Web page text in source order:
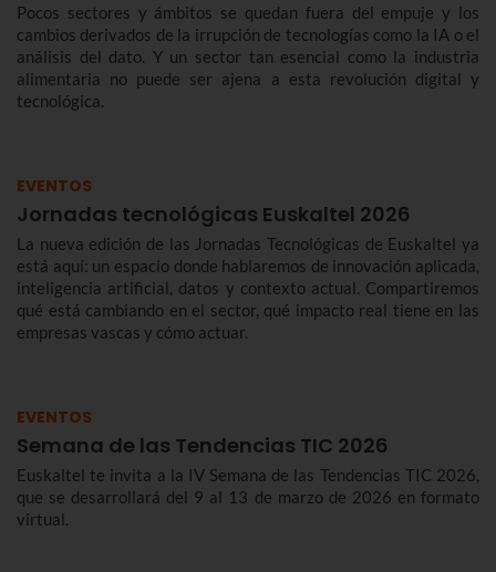
Pocos sectores y ámbitos se quedan fuera del empuje y los
cambios derivados de la irrupción de tecnologías como la IA o el
análisis del dato. Y un sector tan esencial como la industria
alimentaria no puede ser ajena a esta revolución digital y
tecnológica.
EVENTOS
Jornadas tecnológicas Euskaltel 2026
La nueva edición de las Jornadas Tecnológicas de Euskaltel ya
está aquí: un espacio donde hablaremos de innovación aplicada,
inteligencia artificial, datos y contexto actual. Compartiremos
qué está cambiando en el sector, qué impacto real tiene en las
empresas vascas y cómo actuar.
EVENTOS
Semana de las Tendencias TIC 2026
Euskaltel te invita a la IV Semana de las Tendencias TIC 2026,
que se desarrollará del 9 al 13 de marzo de 2026 en formato
virtual.